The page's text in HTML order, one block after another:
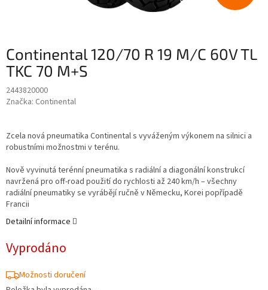
Continental 120/70 R 19 M/C 60V TL
TKC 70 M+S
2443820000
Značka: Continental
Vyprodáno
Možnosti doručení
Zcela nová pneumatika Continental s vyváženým výkonem na silnici a
robustními možnostmi v terénu.
Nově vyvinutá terénní pneumatika s radiální a diagonální konstrukcí
navržená pro off-road použití do rychlosti až 240 km/h – všechny
radiální pneumatiky se vyrábějí ručně v Německu, Korei popřípadě
Francii
Detailní informace